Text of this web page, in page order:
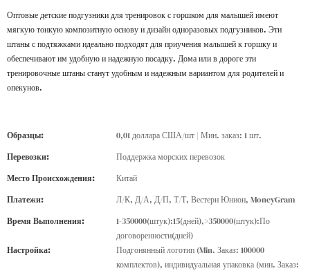
Оптовые детские подгузники для тренировок с горшком для малышей имеют
мягкую тонкую композитную основу и дизайн одноразовых подгузников. Эти
штаны с подтяжками идеально подходят для приучения малышей к горшку и
обеспечивают им удобную и надежную посадку. Дома или в дороге эти
тренировочные штаны станут удобным и надежным вариантом для родителей и
опекунов.
Образцы:
0,01 доллара США/шт | Мин. заказ: 1 шт.
Перевозки:
Поддержка морских перевозок
Место Происхождения:
Китай
Платежи:
Л/К, Д/А, Д/П, Т/Т, Вестерн Юнион, MoneyGram
Время Выполнения:
1-350000(штук):15(дней),>350000(штук):По
договоренности(дней)
Настройка:
Подгонянный логотип (Min. Заказ: 100000
комплектов), индивидуальная упаковка (мин. Заказ: